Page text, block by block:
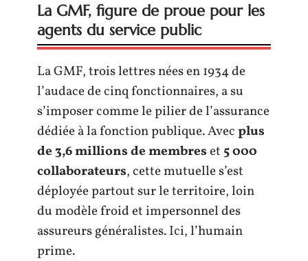
La GMF, figure de proue pour les
agents du service public
La GMF, trois lettres nées en 1934 de
l’audace de cinq fonctionnaires, a su
s’imposer comme le pilier de l’assurance
dédiée à la fonction publique. Avecplus
de 3,6 millions de membreset 5 000
collaborateurs, cette mutuelle s’est
déployée partout sur le territoire, loin
du modèle froid et impersonnel des
assureurs généralistes. Ici, l’humain
prime.